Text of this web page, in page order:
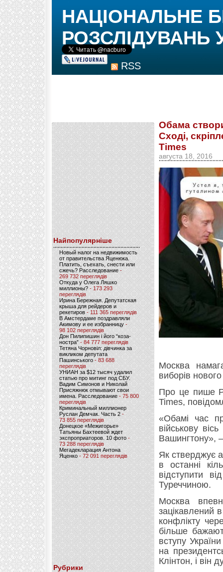
RSS
НАЦІОНАЛЬНЕ
РОЗСЛІДУВАНЬ
Найпопулярніше
Новый налог на недвижимость
от правительства Яценюка.
Платить, съехать, снести или
сжечь? Расследование-
269 732 переглядів
Откуда у Олега Ляшко
миллионы? - 173 293
переглядів
Ирина Бережная. Депутатская
крыша для рейдеров и
рекетиров - 111 365 переглядів
В Амстердаме поздравляли
Акимову и ее избранницу -
98 102 переглядів
Дон Пилипишин і його “коза-
ностра” - 84 777 переглядів
Тетяна Чорновіл: дівчинка за
викликом депутата
Пашинського- 83 688
переглядів
УНИАН за $12 тысяч удалил
статью про митинг под СБУ.
Вадим Симонов и Николай
Присяжнюк отмывают свои
имена. Расследование - 75 800
переглядів
Криминальный миллионер
Руслан Демчак. Часть 2-
73 855 переглядів
Донецкое «Межигорье»
Татьяны Бахтеевой ждет
экспроприаторов. 10 фото -
73 288 переглядів
Мегадекларация Антона
Яценко - 72 091 переглядів
Рубрики
Обама
Сході,
Times
августа 18, 2016
Москва
виборів
Про це пише
Times,
«Обамі час
військову
Вашингтону»,
Як стверджує
в останні
відступити
Туреччиною.
Москва
зацікавлений
конфлікту
більше
вступу
на
Клінтон, і він